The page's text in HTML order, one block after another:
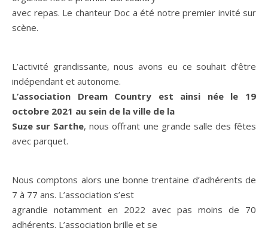
avec repas. Le chanteur Doc a été notre premier invité sur
scène.
L’activité grandissante, nous avons eu ce souhait d’être
indépendant et autonome.
L’association Dream Country est ainsi née le 19
octobre 2021 au sein de la ville de la
Suze sur Sarthe, nous offrant une grande salle des fêtes
avec parquet.
Nous comptons alors une bonne trentaine d’adhérents de
7 à 77 ans. L’association s’est
agrandie notamment en 2022 avec pas moins de 70
adhérents. L’association brille et se